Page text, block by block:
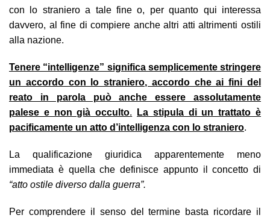
con lo straniero a tale fine o, per quanto qui interessa
davvero, al fine di compiere anche altri atti altrimenti ostili
alla nazione.
Tenere “intelligenze” significa semplicemente stringere
un accordo con lo straniero, accordo che ai fini del
reato in parola può anche essere assolutamente
palese e non già occulto.
La stipula di un trattato è
pacificamente un atto d’intelligenza con lo straniero.
La qualificazione giuridica apparentemente meno
immediata è quella che definisce appunto il concetto di
“atto ostile diverso dalla guerra”.
Per comprendere il senso del termine basta ricordare il